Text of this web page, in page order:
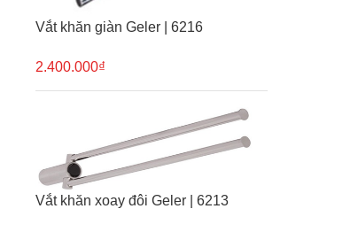
Vắt khăn giàn Geler | 6216
2.400.000₫
Vắt khăn xoay đôi Geler | 6213